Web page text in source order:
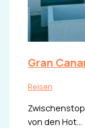
Gran
Reisen
von den Hot…